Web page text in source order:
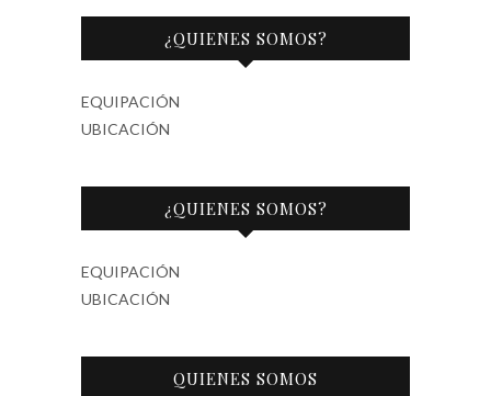
¿QUIENES SOMOS?
EQUIPACIÓN
UBICACIÓN
¿QUIENES SOMOS?
EQUIPACIÓN
UBICACIÓN
QUIENES SOMOS